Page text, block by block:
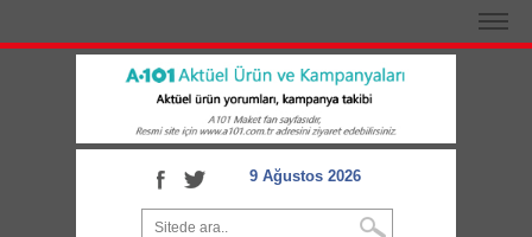
9 Ağustos 2026